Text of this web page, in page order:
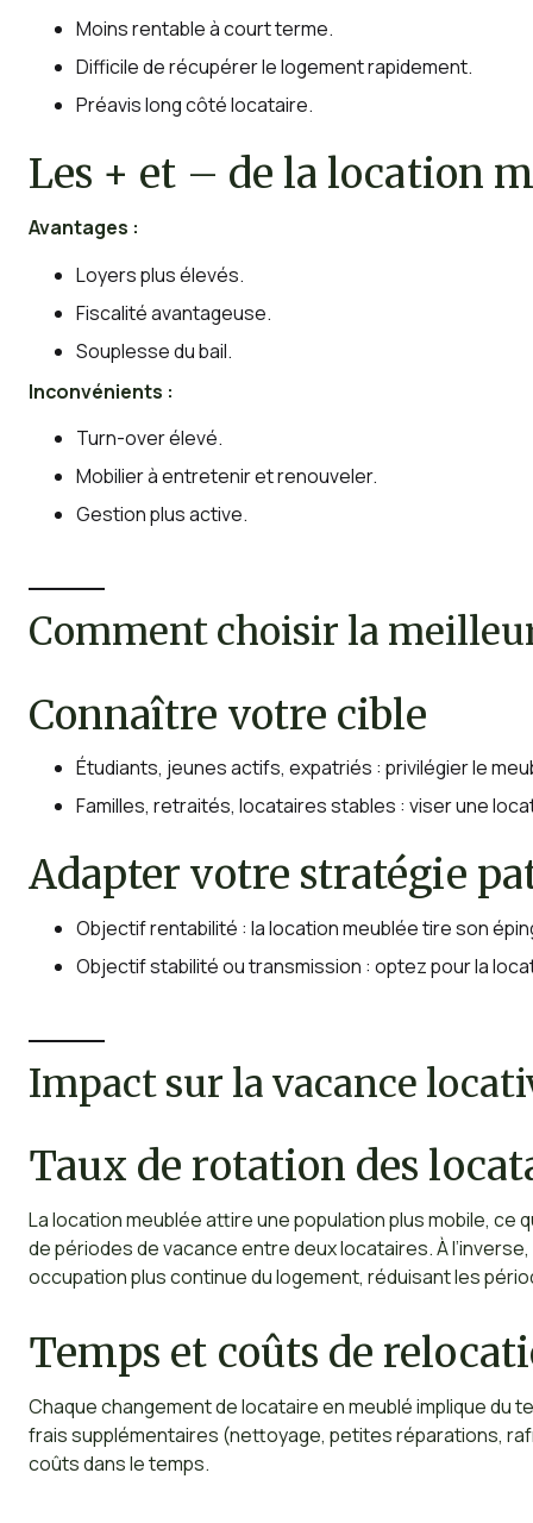
Moins rentable à court terme.
Difficile de récupérer le logement rapidement.
Préavis long côté locataire.
Les + et – de la location
Avantages :
Loyers plus élevés.
Fiscalité avantageuse.
Souplesse du bail.
Inconvénients :
Turn-over élevé.
Mobilier à entretenir et renouveler.
Gestion plus active.
Comment choisir la
Connaître votre cible
Étudiants, jeunes actifs, expatriés : privilégier le
Familles, retraités, locataires stables : viser une
Adapter votre stratégie
Objectif rentabilité : la location meublée tire son
Objectif stabilité ou transmission : optez pour la
Impact sur la vacance
Taux de rotation des
La location meublée attire une population plus mobile,
de périodes de vacance entre deux locataires. À
occupation plus continue du logement, réduisant les
Temps et coûts de
Chaque changement de locataire en meublé implique du
frais supplémentaires (nettoyage, petites réparations,
coûts dans le temps.